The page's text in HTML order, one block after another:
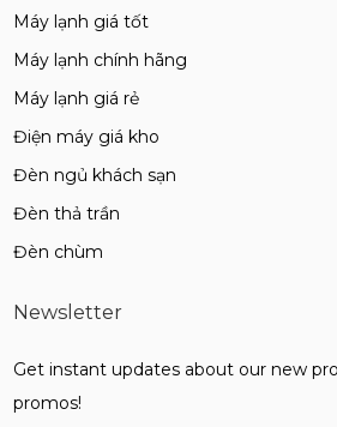
Máy lạnh giá tốt
Máy lạnh chính hãng
Máy lạnh giá rẻ
Điện máy giá kho
Đèn ngủ khách sạn
Đèn thả trần
Đèn chùm
Newsletter
Get instant updates about our new
promos!